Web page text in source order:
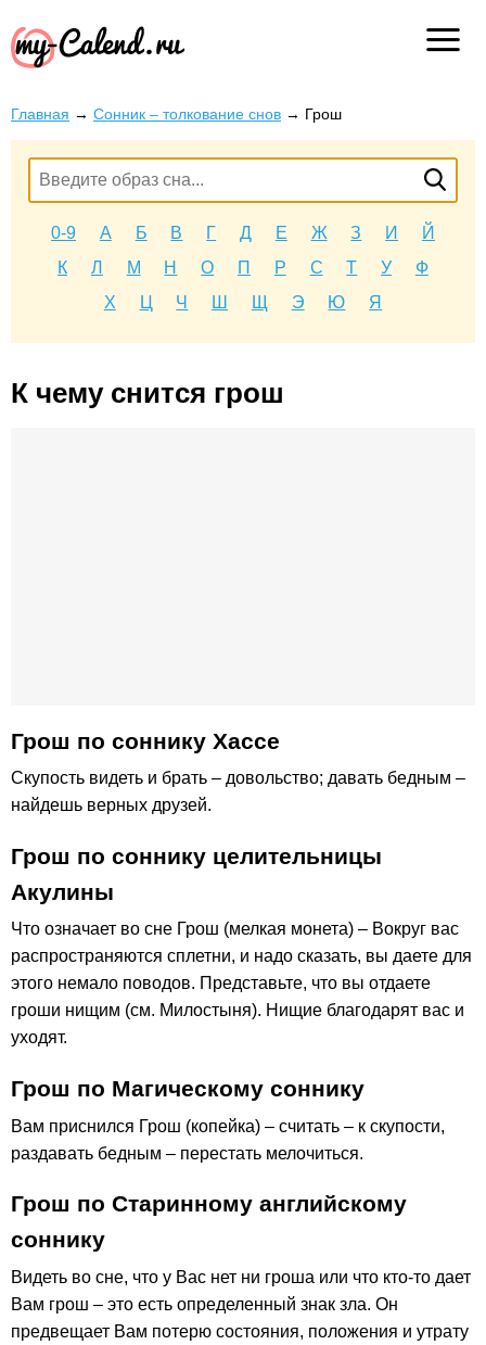
Главная → Сонник – толкование снов → Грош
0-9 А Б В Г Д Е Ж З И
Й
К
Л М Н О П Р С Т У
Ф
Х
Ц Ч Ш Щ Э Ю Я
К чему снится грош
Грош по соннику Хассе
Скупость видеть и брать – довольство; давать бедным –
найдешь верных друзей.
Грош по соннику целительницы
Акулины
Что означает во сне Грош (мелкая монета) – Вокруг вас
распространяются сплетни, и надо сказать, вы даете для
этого немало поводов. Представьте, что вы отдаете
гроши нищим (см. Милостыня). Нищие благодарят вас и
уходят.
Грош по Магическому соннику
Вам приснился Грош (копейка) – считать – к скупости,
раздавать бедным – перестать мелочиться.
Грош по Старинному английскому
соннику
Видеть во сне, что у Вас нет ни гроша или что кто-то дает
Вам грош – это есть определенный знак зла. Он
предвещает Вам потерю состояния, положения и утрату